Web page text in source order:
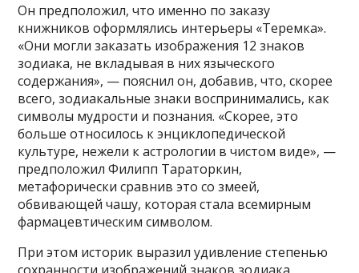
Он предположил, что именно по заказу
книжников оформлялись интерьеры «Теремка».
«Они могли заказать изображения 12 знаков
зодиака, не вкладывая в них языческого
содержания», — пояснил он, добавив, что, скорее
всего, зодиакальные знаки воспринимались, как
символы мудрости и познания. «Скорее, это
больше относилось к энциклопедической
культуре, нежели к астрологии в чистом виде», —
предположил Филипп Тараторкин,
метафорически сравнив это со змеей,
обвивающей чашу, которая стала всемирным
фармацевтическим символом.
При этом историк выразил удивление степенью